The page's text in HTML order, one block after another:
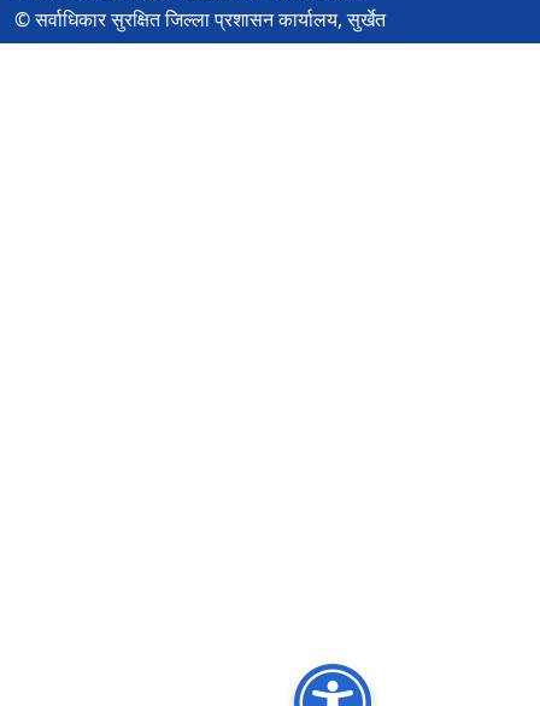
© सर्वाधिकार सुरक्षित जिल्ला प्रशासन कार्यालय, सुर्खेत